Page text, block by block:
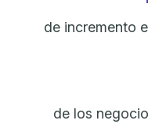
de incremento
de los